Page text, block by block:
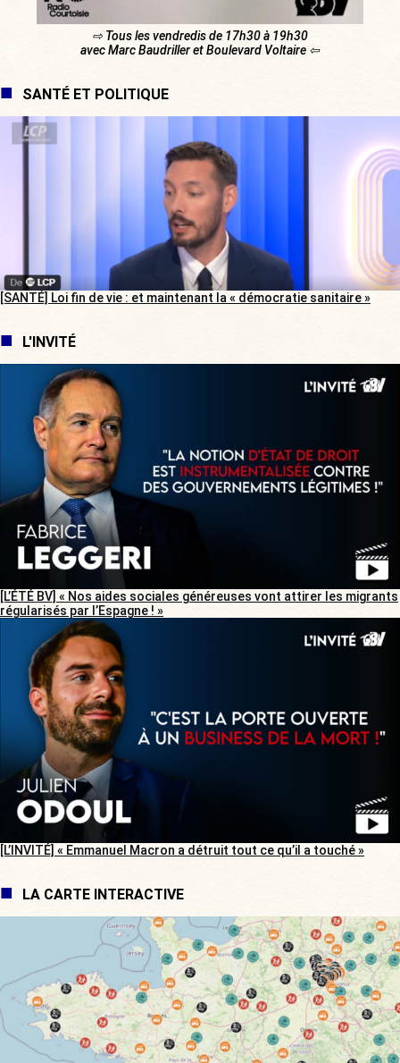
⇨ Tous les vendredis de 17h30 à 19h30
avec Marc Baudriller et Boulevard Voltaire ⇦
SANTÉ ET POLITIQUE
[SANTÉ] Loi fin de vie : et maintenant la « démocratie sanitaire »
L'INVITÉ
[L’ÉTÉ BV] « Nos aides sociales généreuses vont attirer les migrants
régularisés par l’Espagne ! »
[L’INVITÉ] « Emmanuel Macron a détruit tout ce qu’il a touché »
LA CARTE INTERACTIVE